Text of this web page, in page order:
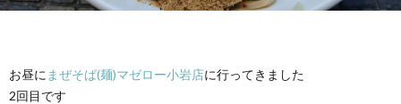
お昼に まぜそば(麺)マゼロー小岩店に行ってきました
2回目です